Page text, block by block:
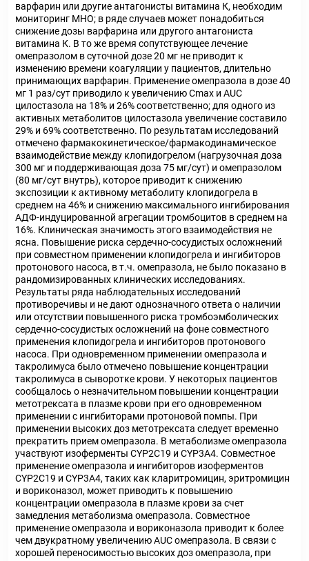
варфарин или другие антагонисты витамина К, необходим
мониторинг МНО; в ряде случаев может понадобиться
снижение дозы варфарина или другого антагониста
витамина К. В то же время сопутствующее лечение
омепразолом в суточной дозе 20 мг не приводит к
изменению времени коагуляции у пациентов, длительно
принимающих варфарин. Применение омепразола в дозе 40
мг 1 раз/сут приводило к увеличению Cmax и AUC
цилостазола на 18% и 26% соответственно; для одного из
активных метаболитов цилостазола увеличение составило
29% и 69% соответственно. По результатам исследований
отмечено фармакокинетическое/фармакодинамическое
взаимодействие между клопидогрелом (нагрузочная доза
300 мг и поддерживающая доза 75 мг/сут) и омепразолом
(80 мг/сут внутрь), которое приводит к снижению
экспозиции к активному метаболиту клопидогрела в
среднем на 46% и снижению максимального ингибирования
АДФ-индуцированной агрегации тромбоцитов в среднем на
16%. Клиническая значимость этого взаимодействия не
ясна. Повышение риска сердечно-сосудистых осложнений
при совместном применении клопидогрела и ингибиторов
протонового насоса, в т.ч. омепразола, не было показано в
рандомизированных клинических исследованиях.
Результаты ряда наблюдательных исследований
противоречивы и не дают однозначного ответа о наличии
или отсутствии повышенного риска тромбоэмболических
сердечно-сосудистых осложнений на фоне совместного
применения клопидогрела и ингибиторов протонового
насоса. При одновременном применении омепразола и
такролимуса было отмечено повышение концентрации
такролимуса в сыворотке крови. У некоторых пациентов
сообщалось о незначительном повышении концентрации
метотрексата в плазме крови при его одновременном
применении с ингибиторами протоновой помпы. При
применении высоких доз метотрексата следует временно
прекратить прием омепразола. В метаболизме омепразола
участвуют изоферменты CYP2C19 и CYP3A4. Совместное
применение омепразола и ингибиторов изоферментов
CYP2C19 и CYP3A4, таких как кларитромицин, эритромицин
и вориконазол, может приводить к повышению
концентрации омепразола в плазме крови за счет
замедления метаболизма омепразола. Совместное
применение омепразола и вориконазола приводит к более
чем двукратному увеличению AUC омепразола. В связи с
хорошей переносимостью высоких доз омепразола, при